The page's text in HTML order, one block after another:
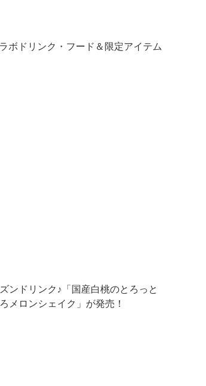
ボドリンク・フード＆限定アイテム
ンドリンク♪「国産白桃のとろっと
メロンシェイク」が発売！